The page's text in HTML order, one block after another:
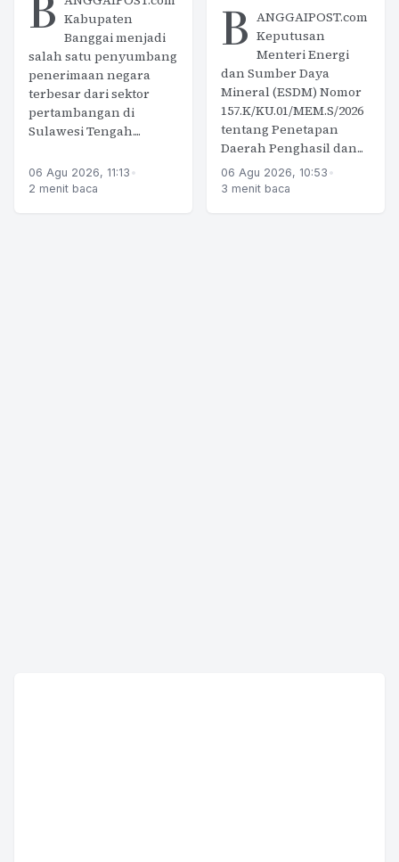
Kabupaten
Banggai menjadi
salah satu penyumbang
penerimaan negara
terbesar dari sektor
pertambangan di
Sulawesi Tengah....
06 Agu 2026, 11:13 •
2 menit baca
B ANGGAIPOST.com
Keputusan
Menteri Energi
dan Sumber Daya
Mineral (ESDM) Nomor
157.K/KU.01/MEM.S/2026
tentang Penetapan
Daerah Penghasil dan...
06 Agu 2026, 10:53 •
3 menit baca